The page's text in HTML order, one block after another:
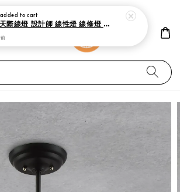
added to cart
LED天際線燈 設計師 線性燈 線條燈 鋼帶燈